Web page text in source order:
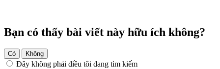
Bạn có thấy bài viết này hữu ích không?
Có Không
Đây không phải điều tôi đang tìm kiếm